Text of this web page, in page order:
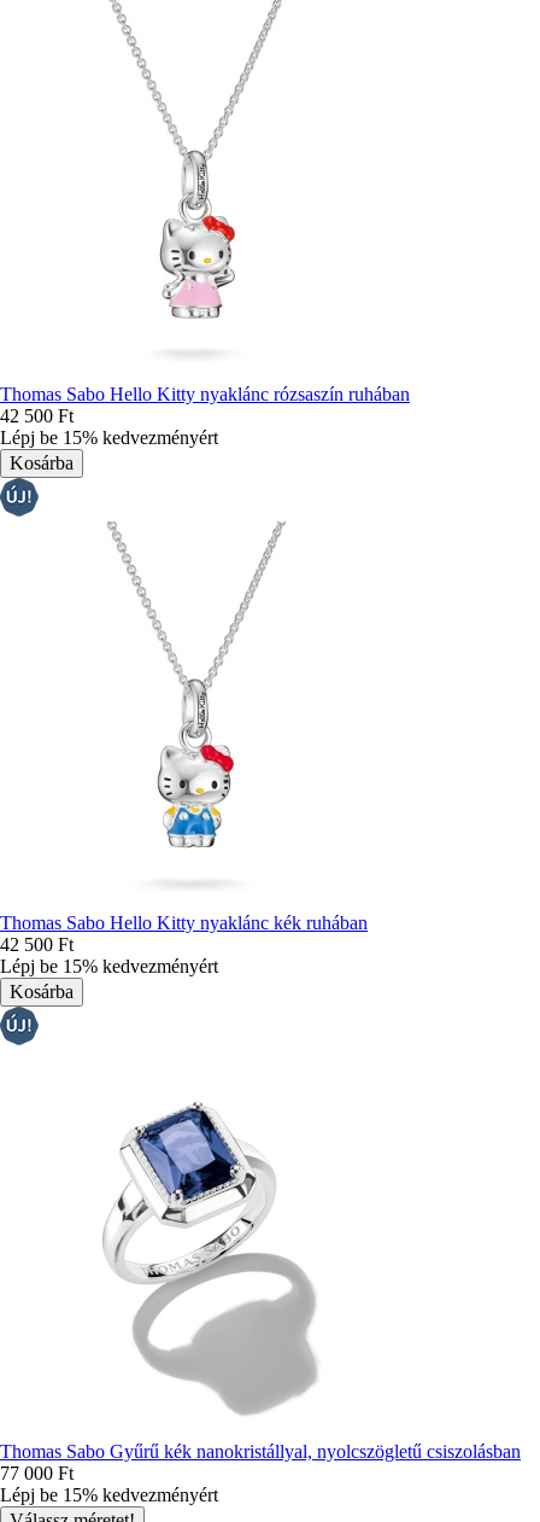
Thomas Sabo Hello Kitty nyaklánc rózsaszín ruhában
42 500 Ft
Lépj be 15% kedvezményért
Thomas Sabo Hello Kitty nyaklánc kék ruhában
42 500 Ft
Lépj be 15% kedvezményért
Thomas Sabo Gyűrű kék ​​nanokristállyal, nyolcszögletű csiszolásban
77 000 Ft
Lépj be 15% kedvezményért